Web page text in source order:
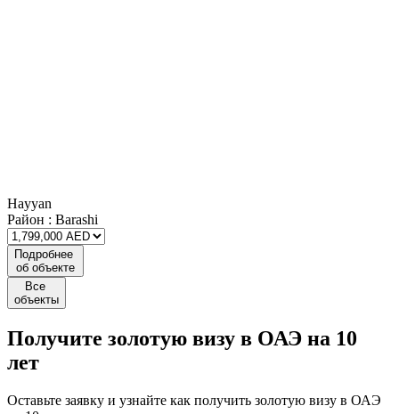
Hayyan
Район : Barashi
Подробнее
об объекте
Все
объекты
Получите золотую визу в ОАЭ на 10
лет
Оставьте заявку и узнайте как получить золотую визу в ОАЭ